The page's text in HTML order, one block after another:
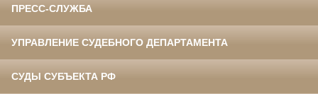
ПРЕСС-СЛУЖБА
УПРАВЛЕНИЕ СУДЕБНОГО ДЕПАРТАМЕНТА
СУДЫ СУБЪЕКТА РФ